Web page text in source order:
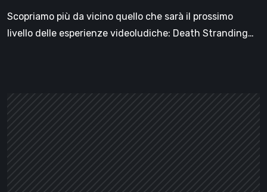
Scopriamo più da vicino quello che sarà il prossimo
livello delle esperienze videoludiche: Death Stranding…